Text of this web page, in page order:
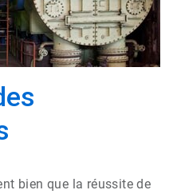
bien que la réussite de